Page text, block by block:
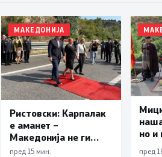
МАКЕДОНИЈА
Ристовски: Карпалак
е аманет –
Македонија не ги
заборава своите
пред 15 мин.
но и
пред